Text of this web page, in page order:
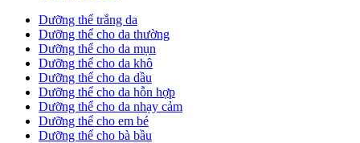
Dưỡng thể trắng da
Dưỡng thể cho da thường
Dưỡng thể cho da mụn
Dưỡng thể cho da khô
Dưỡng thể cho da dầu
Dưỡng thể cho da hỗn hợp
Dưỡng thể cho da nhạy cảm
Dưỡng thể cho em bé
Dưỡng thể cho bà bầu